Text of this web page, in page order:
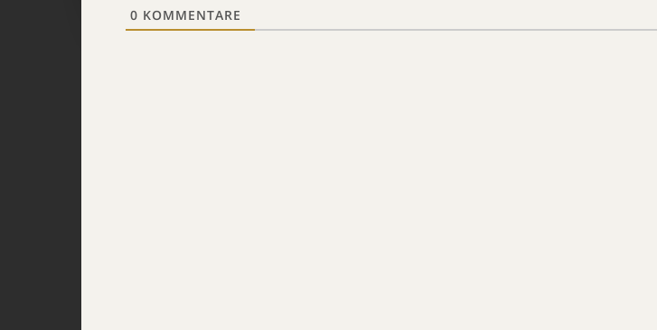
0 KOMMENTARE